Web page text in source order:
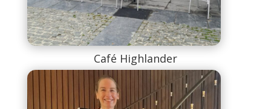
Café Highlander